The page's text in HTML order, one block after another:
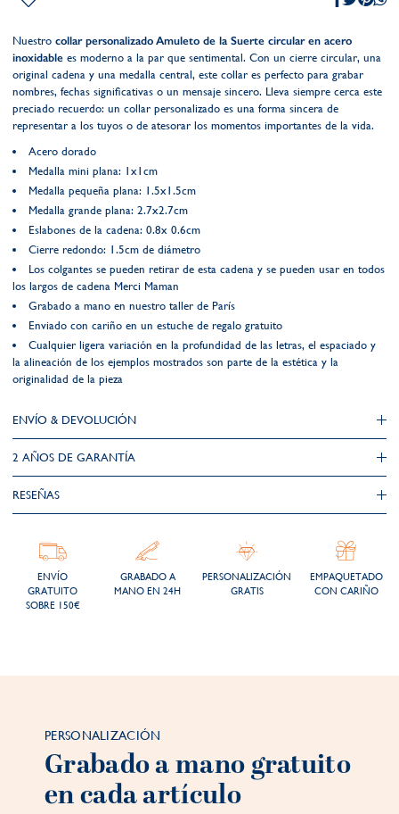
Nuestro collar personalizado Amuleto de la Suerte circular en acero
inoxidable es moderno a la par que sentimental. Con un cierre circular, una
original cadena y una medalla central, este collar es perfecto para grabar
nombres, fechas significativas o un mensaje sincero. Lleva siempre cerca este
preciado recuerdo: un collar personalizado es una forma sincera de
representar a los tuyos o de atesorar los momentos importantes de la vida.
Acero dorado
Medalla mini plana: 1x1cm
Medalla pequeña plana: 1.5x1.5cm
Medalla grande plana: 2.7x2.7cm
Eslabones de la cadena: 0.8x 0.6cm
Cierre redondo: 1.5cm de diámetro
Los colgantes se pueden retirar de esta cadena y se pueden usar en todos
los largos de cadena Merci Maman
Grabado a mano en nuestro taller de París
Enviado con cariño en un estuche de regalo gratuito
Cualquier ligera variación en la profundidad de las letras, el espaciado y
la alineación de los ejemplos mostrados son parte de la estética y la
originalidad de la pieza
ENVÍO & DEVOLUCIÓN
2 AÑOS DE GARANTÍA​
RESEÑAS
ENVÍO
GRATUITO
SOBRE 150€
GRABADO A
MANO EN 24H
PERSONALIZACIÓN
GRATIS
EMPAQUETADO
CON CARIÑO
PERSONALIZACIÓN
Grabado a mano gratuito
en cada artículo